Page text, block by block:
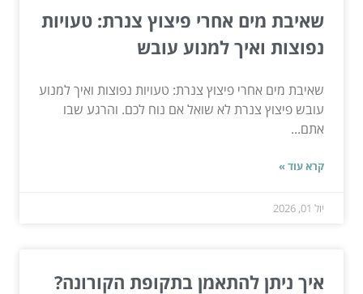
שאיבת מים אחרי פיצוץ צנרת: טעויות
נפוצות ואיך למנוע עובש
שאיבת מים אחרי פיצוץ צנרת: טעויות נפוצות ואיך למנוע
עובש פיצוץ צנרת לא שואל אם נוח לכם. והרגע שבו
אתם...
קרא עוד »
יול 01, 2026
איך ניתן להתאמן בתקופת הקורונה?